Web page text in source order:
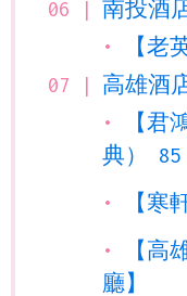
南投酒
【老
高雄酒
【君
典） 85
【寒
【高
廳】